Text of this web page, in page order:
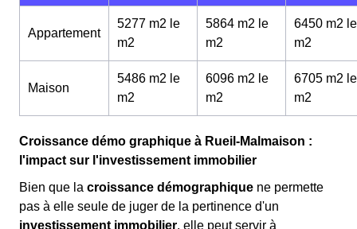
Appartement
5277 m2 le
m2
5864 m2 le
m2
6450 m2 le
m2
Maison
5486 m2 le
m2
6096 m2 le
m2
6705 m2 le
m2
Croissance démo graphique à Rueil-Malmaison :
l'impact sur l'investissement immobilier
Bien que la croissance démographique ne permette
pas à elle seule de juger de la pertinence d'un
investissement immobilier, elle peut servir à